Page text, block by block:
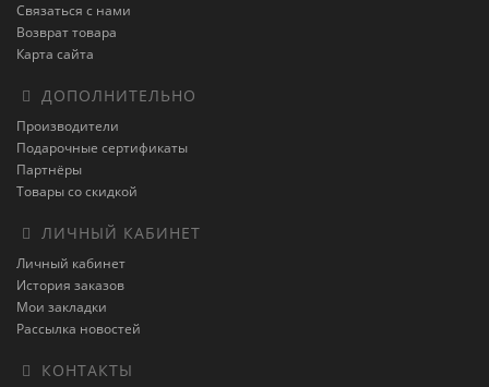
Связаться с нами
Возврат товара
Карта сайта
ДОПОЛНИТЕЛЬНО
Производители
Подарочные сертификаты
Партнёры
Товары со скидкой
ЛИЧНЫЙ КАБИНЕТ
Личный кабинет
История заказов
Мои закладки
Рассылка новостей
КОНТАКТЫ